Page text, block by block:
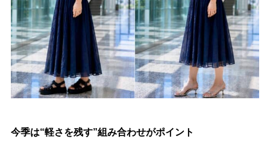
今季は“軽さを残す”組み合わせがポイント